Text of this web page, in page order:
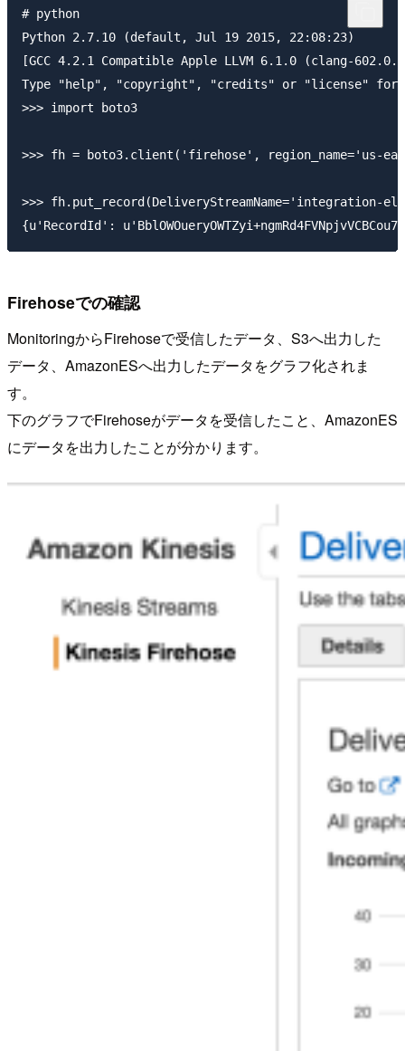
# python
Python 2.7.10 (default, Jul 19 2015, 22:08:23)
[GCC 4.2.1 Compatible Apple LLVM 6.1.0 (clang-
Type "help", "copyright", "credits" or "license" for
>>> import boto3
>>> fh = boto3.client('firehose', region_name='us-
>>>
Firehoseでの確認
MonitoringからFirehoseで受信したデータ、S3へ出力した
データ、AmazonESへ出力したデータをグラフ化されま
す。
下のグラフでFirehoseがデータを受信したこと、AmazonES
にデータを出力したことが分かります。